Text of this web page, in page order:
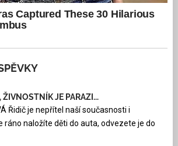
ŽIVNOSTNÍK JE PARAZI...
Řidič je nepřítel naší současnosti i
ráno naložíte děti do auta, odvezete je do